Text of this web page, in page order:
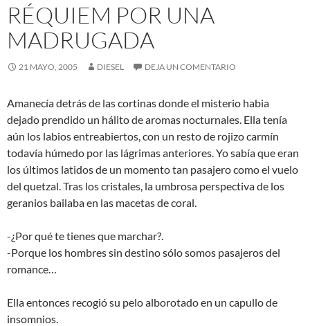
RÉQUIEM POR UNA
MADRUGADA
21 MAYO, 2005 DIESEL DEJA UN COMENTARIO
Amanecía detrás de las cortinas donde el misterio habia
dejado prendido un hálito de aromas nocturnales. Ella tenía
aún los labios entreabiertos, con un resto de rojizo carmín
todavía húmedo por las lágrimas anteriores. Yo sabía que eran
los últimos latidos de un momento tan pasajero como el vuelo
del quetzal. Tras los cristales, la umbrosa perspectiva de los
geranios bailaba en las macetas de coral.
-¿Por qué te tienes que marchar?.
-Porque los hombres sin destino sólo somos pasajeros del
romance…
Ella entonces recogió su pelo alborotado en un capullo de
insomnios.